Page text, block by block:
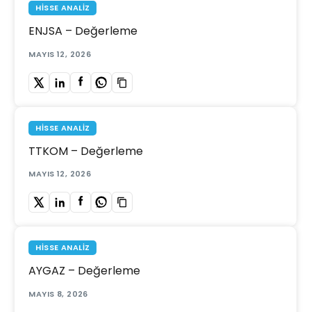
HISSE ANALIZ
ENJSA – Değerleme
MAYIS 12, 2026
HISSE ANALIZ
TTKOM – Değerleme
MAYIS 12, 2026
HISSE ANALIZ
AYGAZ – Değerleme
MAYIS 8, 2026